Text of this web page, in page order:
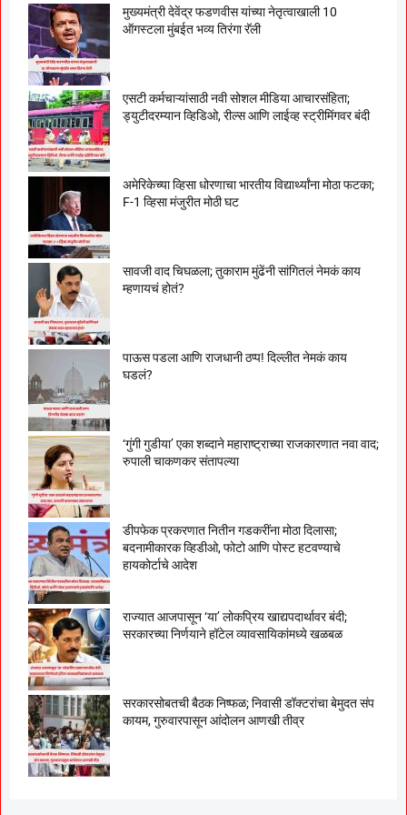
मुख्यमंत्री देवेंद्र फडणवीस यांच्या नेतृत्वाखाली 10
ऑगस्टला मुंबईत भव्य तिरंगा रॅली
एसटी कर्मचाऱ्यांसाठी नवी सोशल मीडिया आचारसंहिता;
ड्युटीदरम्यान व्हिडिओ, रील्स आणि लाईव्ह स्ट्रीमिंगवर बंदी
अमेरिकेच्या व्हिसा धोरणाचा भारतीय विद्यार्थ्यांना मोठा फटका;
F-1 व्हिसा मंजुरीत मोठी घट
सावजी वाद चिघळला; तुकाराम मुंढेंनी सांगितलं नेमकं काय
म्हणायचं होतं?
पाऊस पडला आणि राजधानी ठप्प! दिल्लीत नेमकं काय
घडलं?
‘गुंगी गुडीया’ एका शब्दाने महाराष्ट्राच्या राजकारणात नवा वाद;
रुपाली चाकणकर संतापल्या
डीपफेक प्रकरणात नितीन गडकरींना मोठा दिलासा;
बदनामीकारक व्हिडीओ, फोटो आणि पोस्ट हटवण्याचे
हायकोर्टाचे आदेश
राज्यात आजपासून ‘या’ लोकप्रिय खाद्यपदार्थावर बंदी;
सरकारच्या निर्णयाने हॉटेल व्यावसायिकांमध्ये खळबळ
सरकारसोबतची बैठक निष्फळ; निवासी डॉक्टरांचा बेमुदत संप
कायम, गुरुवारपासून आंदोलन आणखी तीव्र